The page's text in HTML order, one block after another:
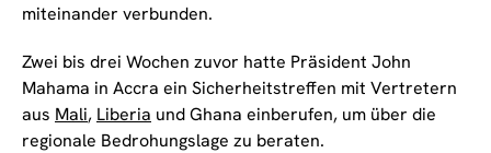
miteinander verbunden.
Zwei bis drei Wochen zuvor hatte Präsident John
Mahama in Accra ein Sicherheitstreffen mit Vertretern
aus Mali, Liberia und Ghana einberufen, um über die
regionale Bedrohungslage zu beraten.